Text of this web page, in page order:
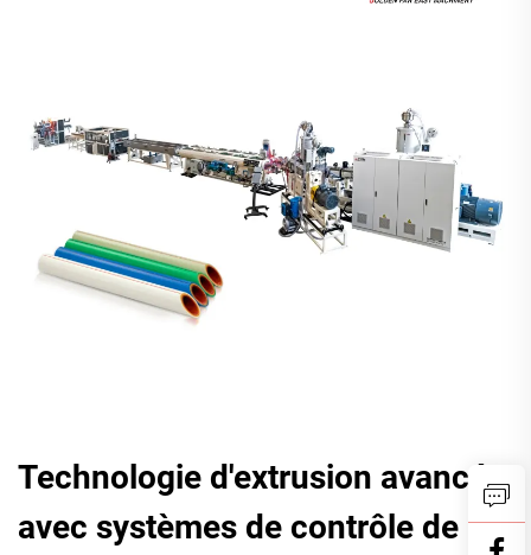
Technologie d'extrusion avancée
avec systèmes de contrôle de